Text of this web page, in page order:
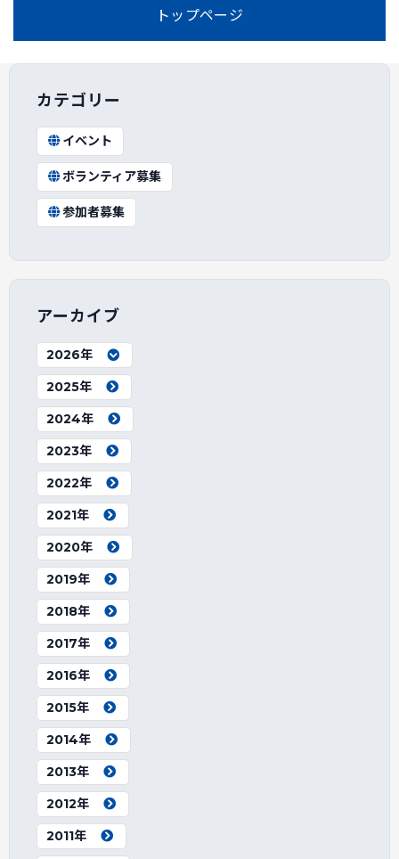
トップページ
カテゴリー
イベント
ボランティア募集
参加者募集
アーカイブ
2026年
2025年
2024年
2023年
2022年
2021年
2020年
2019年
2018年
2017年
2016年
2015年
2014年
2013年
2012年
2011年